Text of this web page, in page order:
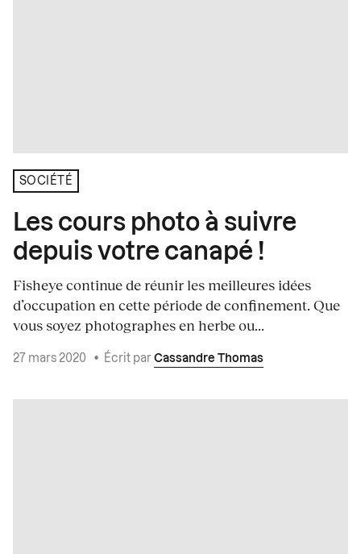
SOCIÉTÉ
Les cours photo à suivre
depuis votre canapé !
Fisheye continue de réunir les meilleures idées
d’occupation en cette période de confinement. Que
vous soyez photographes en herbe ou...
27 mars 2020 • Écrit par Cassandre Thomas